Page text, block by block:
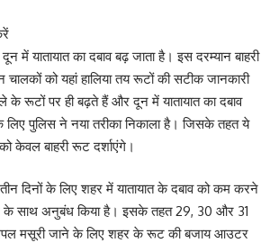
में यातायात का दबाव बढ़ जाता है। इस दरम्यान बाहरी
चालकों को यहां हालिया तय रूटों की सटीक जानकारी
के रूटों पर ही बढ़ते हैं और दून में यातायात का दबाव
पुलिस ने नया तरीका निकाला है। जिसके तहत ये
केवल बाहरी रूट दर्शाएंगे।
दिनों के लिए शहर में यातायात के दबाव को कम करने
साथ अनुबंध किया है। इसके तहत 29, 30 और 31
मसूरी जाने के लिए शहर के रूट की बजाय आउटर